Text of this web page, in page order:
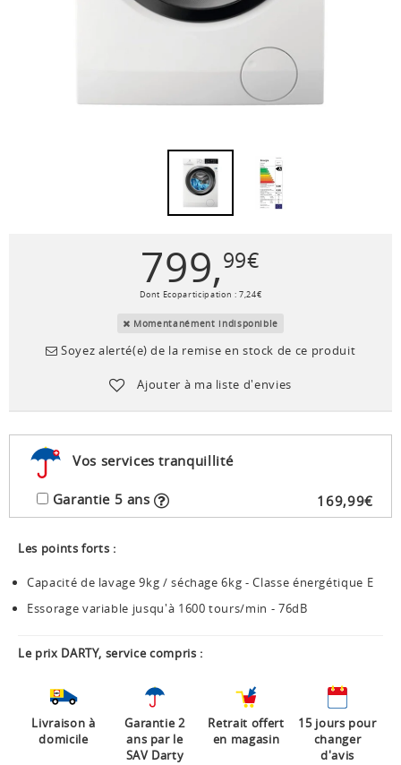
799,99€
Dont Ecoparticipation :7,24€
Momentanément indisponible
Soyez alerté(e) de la remise en stock de ce produit
Ajouter à ma liste d'envies
Vos services tranquillité
Garantie 5 ans 169,99€
Les points forts :
Capacité de lavage 9kg / séchage 6kg - Classe énergétique E
Essorage variable jusqu'à 1600 tours/min - 76dB
Le prix DARTY, service compris :
Livraison à
domicile
Garantie 2
ans par le
SAV Darty
Retrait offert
en magasin
15 jours pour
changer
d'avis